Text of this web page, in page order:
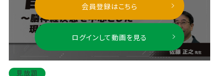
会員登録はこちら
ログインして動画を見る
見放題